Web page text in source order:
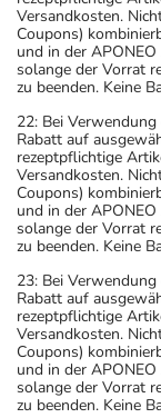
Versandkosten.
Coupons)
und in der
solange der Vorrat
zu beenden. Keine
22: Bei
Rabatt auf
rezeptpflichtige
Versandkosten.
Coupons)
und in der
solange der Vorrat
zu beenden. Keine
23: Bei
Rabatt auf
rezeptpflichtige
Versandkosten.
Coupons)
und in der
solange der Vorrat
zu beenden. Keine